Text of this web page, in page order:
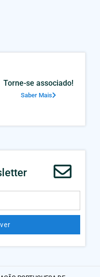
Torne-se associado!
Saber Mais